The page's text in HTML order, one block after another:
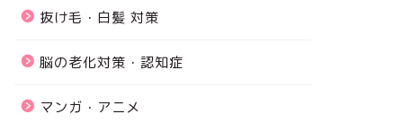
抜け毛・白髪 対策
脳の老化対策・認知症
マンガ・アニメ